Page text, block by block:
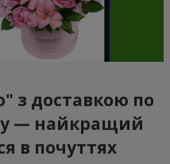
з доставкою по
— найкращий
в почуттях